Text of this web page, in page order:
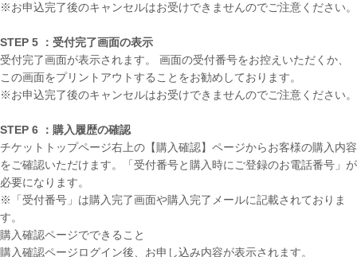
※お申込完了後のキャンセルはお受けできませんのでご注意ください。
STEP 5 ：受付完了画面の表示
受付完了画面が表示されます。 画面の受付番号をお控えいただくか、
この画面をプリントアウトすることをお勧めしております。
※お申込完了後のキャンセルはお受けできませんのでご注意ください。
STEP 6 ：購入履歴の確認
チケットトップページ右上の【購入確認】ページからお客様の購入内容
をご確認いただけます。「受付番号と購入時にご登録のお電話番号」が
必要になります。
※「受付番号」は購入完了画面や購入完了メールに記載されておりま
す。
購入確認ページでできること
購入確認ページログイン後、お申し込み内容が表示されます。